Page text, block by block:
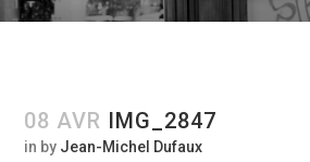
08 AVR IMG_2847
in by Jean-Michel Dufaux